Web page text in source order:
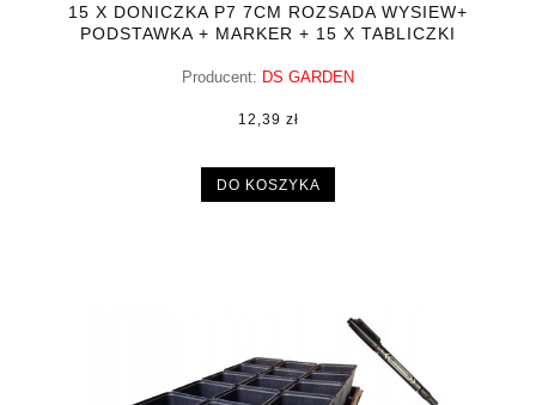
15 X DONICZKA P7 7CM ROZSADA WYSIEW+
PODSTAWKA + MARKER + 15 X TABLICZKI
Producent: DS GARDEN
12,39 zł
DO KOSZYKA